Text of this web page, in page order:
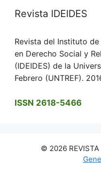
Revista IDEIDES
Revista del Instituto
en Derecho Social y
(IDEIDES) de la
Febrero (UNTREF).
ISSN 2618-5466
© 2026 REVISTA